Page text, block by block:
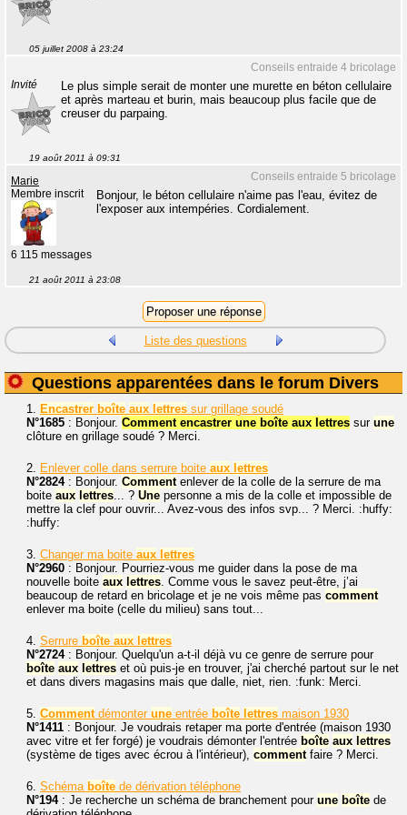
05 juillet 2008 à 23:24
Conseils entraide 4 bricolage
Invité
Le plus simple serait de monter une murette en béton cellulaire
et après marteau et burin, mais beaucoup plus facile que de
creuser du parpaing.
19 août 2011 à 09:31
Conseils entraide 5 bricolage
Marie
Membre inscrit
6 115 messages
Bonjour, le béton cellulaire n'aime pas l'eau, évitez de
l'exposer aux intempéries. Cordialement.
21 août 2011 à 23:08
Liste des questions
Questions apparentées dans le forum Divers
1. Encastrer boîte aux lettres sur grillage soudé
N°1685 : Bonjour. Comment encastrer une boîte aux lettres sur une
clôture en grillage soudé ? Merci.
2. Enlever colle dans serrure boite aux lettres
N°2824: Bonjour. Commentenlever de la colle de la serrure de ma
boite aux lettres... ? Une personne a mis de la colle et impossible de
mettre la clef pour ouvrir... Avez-vous des infos svp... ? Merci. :huffy:
:huffy:
3. Changer ma boite aux lettres
N°2960 : Bonjour. Pourriez-vous me guider dans la pose de ma
nouvelle boite aux lettres. Comme vous le savez peut-être, j’ai
beaucoup de retard en bricolage et je ne vois même pas comment
enlever ma boite (celle du milieu) sans tout...
4. Serrure boîte aux lettres
N°2724: Bonjour. Quelqu'un a-t-il déjà vu ce genre de serrure pour
boîte aux lettres et où puis-je en trouver, j'ai cherché partout sur le net
et dans divers magasins mais que dalle, niet, rien. :funk: Merci.
5. Commentdémonter une entrée boîte lettres maison 1930
N°1411 : Bonjour. Je voudrais retaper ma porte d'entrée (maison 1930
avec vitre et fer forgé) je voudrais démonter l'entrée boîte aux lettres
(système de tiges avec écrou à l'intérieur), commentfaire ? Merci.
6. Schéma boîte de dérivation téléphone
N°194: Je recherche un schéma de branchement pour une boîte de